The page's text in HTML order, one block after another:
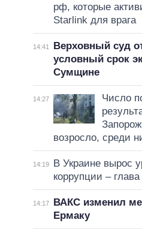
рф, которые
Starlink для врага
14:41
Верховный суд
условный срок
Сумщине
14:27
Число
возросло, среди
14:19
В Украине вырос
коррупции –
14:17
ВАКС изменил
Ермаку